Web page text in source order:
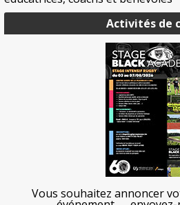
Activités de
Vous souhaitez annoncer